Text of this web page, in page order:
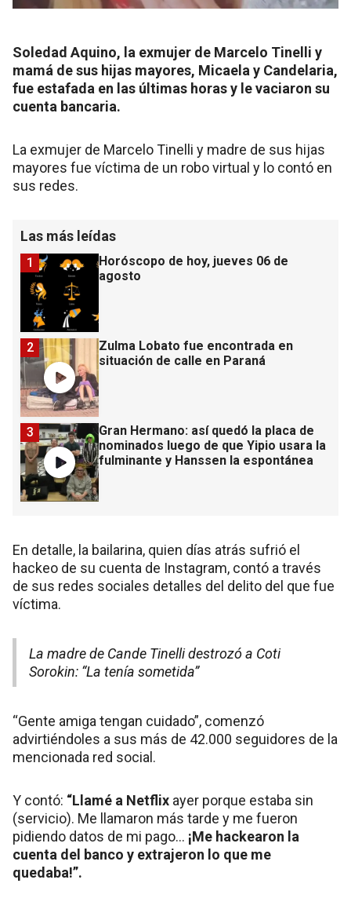
Soledad Aquino, la exmujer de Marcelo Tinelli y
mamá de sus hijas mayores, Micaela y Candelaria,
fue estafada en las últimas horas y le vaciaron su
cuenta bancaria.
La exmujer de Marcelo Tinelli y madre de sus hijas
mayores fue víctima de un robo virtual y lo contó en
sus redes.
Las más leídas
Horóscopo de hoy, jueves 06 de
agosto
1
Zulma Lobato fue encontrada en
situación de calle en Paraná
2
Gran Hermano: así quedó la placa de
nominados luego de que Yipio usara la
fulminante y Hanssen la espontánea
3
En detalle, la bailarina, quien días atrás sufrió el
hackeo de su cuenta de Instagram, contó a través
de sus redes sociales detalles del delito del que fue
víctima.
La madre de Cande Tinelli destrozó a Coti
Sorokin: “La tenía sometida”
“Gente amiga tengan cuidado”, comenzó
advirtiéndoles a sus más de 42.000 seguidores de la
mencionada red social.
Y contó: “Llamé a Netflix ayer porque estaba sin
(servicio). Me llamaron más tarde y me fueron
pidiendo datos de mi pago… ¡Me hackearon la
cuenta del banco y extrajeron lo que me
quedaba!”.